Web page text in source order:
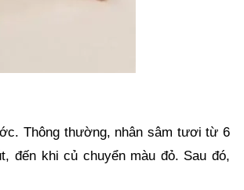
Thông thường, nhân sâm tươi từ 6
đến khi củ chuyển màu đỏ. Sau đó,